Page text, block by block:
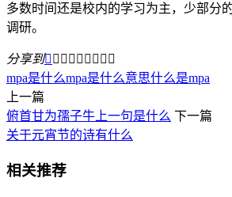
多数时间还是校内的学习为主，少部分
调研。
分享到        
mpa是什么mpa是什么意思什么是mpa
上一篇
俯首甘为孺子牛上一句是什么 下一篇
关于元宵节的诗有什么
相关推荐